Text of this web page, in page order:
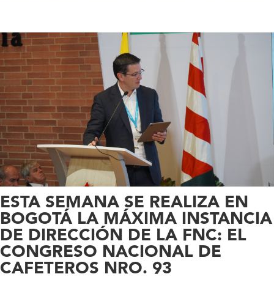
ESTA SEMANA SE REALIZA EN
BOGOTÁ LA MÁXIMA INSTANCIA
DE DIRECCIÓN DE LA FNC: EL
CONGRESO NACIONAL DE
CAFETEROS NRO. 93